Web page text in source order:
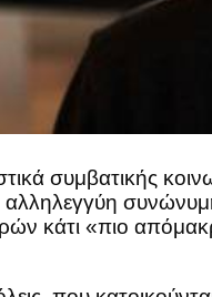
συμβατικής
κάτι «πιο